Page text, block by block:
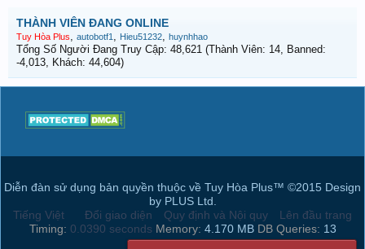
THÀNH VIÊN ĐANG ONLINE
Tuy Hòa Plus, autobotf1 , Hieu51232, huynhhao
Tổng Số Người Đang Truy Cập: 48,621 (Thành Viên: 14, Banned:
-4,013, Khách: 44,604)
Diễn đàn sử dụng bản quyền thuộc về Tuy Hòa Plus™ ©2015 Design
by PLUS Ltd.
Tiếng Việt
Đổi giao diện Quy định và Nội quy
Lên đầu trang
Timing: 0.0390 seconds Memory: 4.170 MB DB Queries: 13